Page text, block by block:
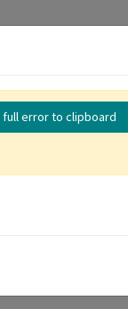
in our
full error to clipboard